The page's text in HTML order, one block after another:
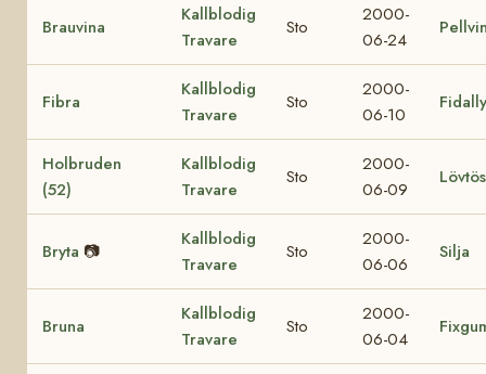
Brauvina
Kallblodig
Travare
Sto
2000-
06-24
Fibra
Kallblodig
Travare
Sto
2000-
06-10
Fidally
Holbruden
(52)
Kallblodig
Travare
Sto
2000-
06-09
Bryta 📷
Kallblodig
Travare
Sto
2000-
06-06
Silja
Bruna
Kallblodig
Travare
Sto
2000-
06-04